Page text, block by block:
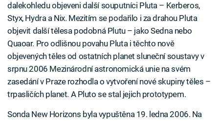
dalekohledu objeveni další souputníci Pluta – Kerberos,
Styx, Hydra a Nix. Mezitím se podařilo i za drahou Pluta
objevit další tělesa podobná Plutu – jako Sedna nebo
Quaoar. Pro odlišnou povahu Pluta i těchto nově
objevených těles od ostatních planet sluneční soustavy v
srpnu 2006 Mezinárodní astronomická unie na svém
zasedání v Praze rozhodla o vytvoření nové skupiny těles –
trpasličích planet. A Pluto se stal jejich prototypem.
Sonda New Horizons byla vypuštěna 19. ledna 2006. Na